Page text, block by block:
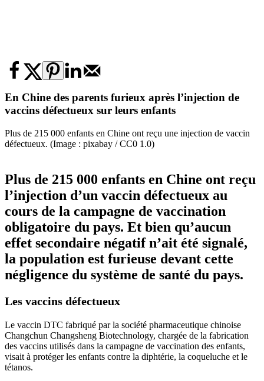
En Chine des parents furieux après l’injection de
vaccins défectueux sur leurs enfants
Plus de 215 000 enfants en Chine ont reçu une injection de vaccin
défectueux. (Image : pixabay / CC0 1.0)
Plus de 215 000 enfants en Chine ont reçu
l’injection d’un vaccin défectueux au
cours de la campagne de vaccination
obligatoire du pays. Et bien qu’aucun
effet secondaire négatif n’ait été signalé,
la population est furieuse devant cette
négligence du système de santé du pays.
Les vaccins défectueux
Le vaccin DTC fabriqué par la société pharmaceutique chinoise
Changchun Changsheng Biotechnology, chargée de la fabrication
des vaccins utilisés dans la campagne de vaccination des enfants,
visait à protéger les enfants contre la diphtérie, la coqueluche et le
tétanos.